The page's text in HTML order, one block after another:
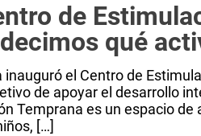
de
qué
inauguró el Centro de
de apoyar el desarrollo
Temprana es un espacio
[…]